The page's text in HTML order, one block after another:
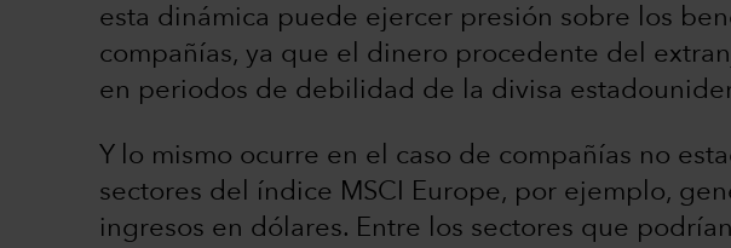
esta dinámica puede ejercer presión sobre los
compañías, ya que el dinero procedente del
en periodos de debilidad de la divisa
Y lo mismo ocurre en el caso de compañías no
sectores del índice MSCI Europe, por ejemplo,
ingresos en dólares. Entre los sectores que